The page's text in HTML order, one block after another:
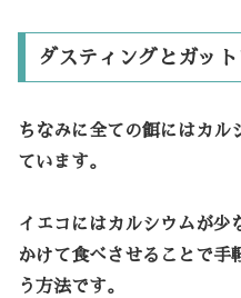
ダスティングとガッ
ちなみに全ての餌にはカル
ています。
イエコにはカルシウムが少
かけて食べさせることで手
う方法です。